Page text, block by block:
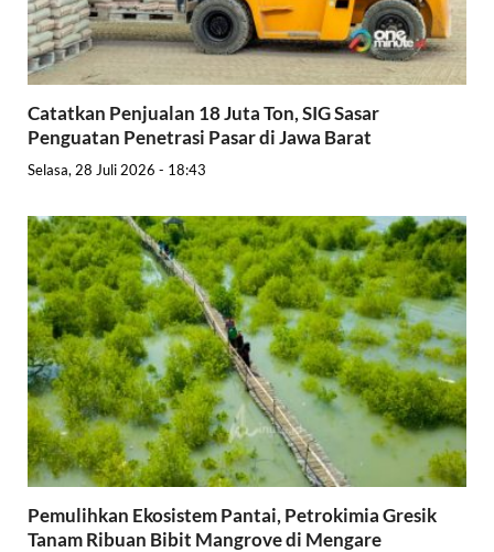
Catatkan Penjualan 18 Juta Ton, SIG Sasar
Penguatan Penetrasi Pasar di Jawa Barat
Selasa, 28 Juli 2026 - 18:43
Pemulihkan Ekosistem Pantai, Petrokimia Gresik
Tanam Ribuan Bibit Mangrove di Mengare